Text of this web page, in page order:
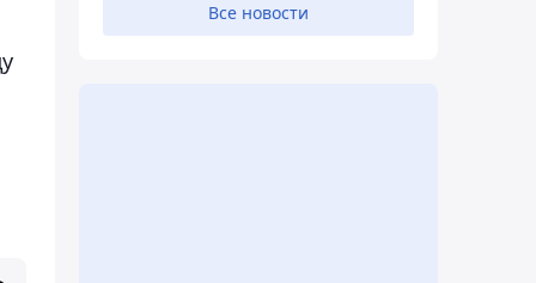
Все новости